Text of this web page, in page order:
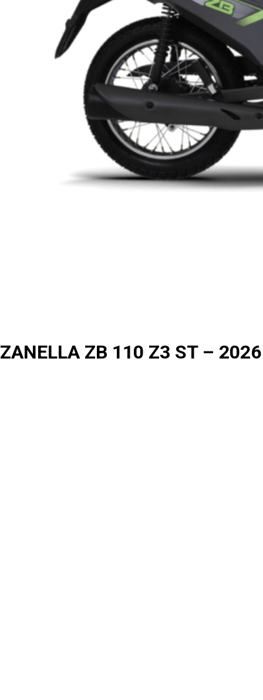
ZANELLA ZB 110 Z3 ST – 2026